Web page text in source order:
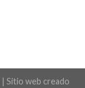
| Sitio web creado